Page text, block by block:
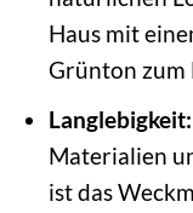
Haus mit
Grünton zum
Langlebigkeit:
Materialien
ist das